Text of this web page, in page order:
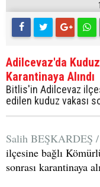
Adilcevaz'da
Karantinaya Alındı
Bitlis'in Adilcevaz
edilen kuduz vakası
Salih BEŞKARDEŞ
ilçesine bağlı
sonrası karantinaya